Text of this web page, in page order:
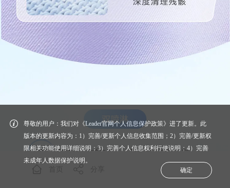
尊敬的用户：我们对《Leader官网个人信息保护政策》进了更新。此
版本的更新内容为：1）完善/更新个人信息收集范围；2）完善/更新权
限相关功能使用详细说明；3）完善个人信息权利行使说明；4）完善
未成年人数据保护说明。
确定